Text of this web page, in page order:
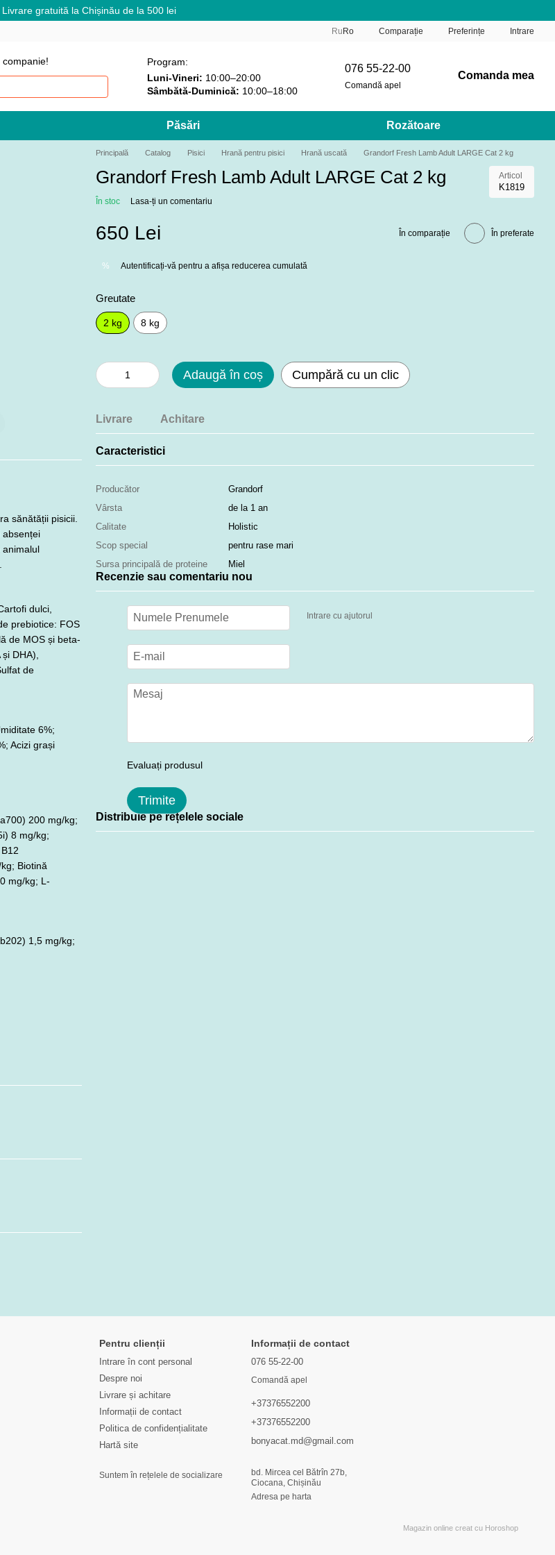
Livrare gratuită la Chișinău de la 500 lei
Ru Ro Comparație Preferințe Intrare
Program:
Luni-Vineri: 10:00–20:00
Sâmbătă-Duminică: 10:00–18:00
076 55-22-00
Comandă apel
Comanda mea
Păsări Rozătoare
sănătății pisicii.
absenței
animalul
dulci,
prebiotice: FOS
de MOS și beta-
DHA),
de
6%;
Acizi grași
200 mg/kg;
8 mg/kg;
Biotină
mg/kg; L-
1,5 mg/kg;
Principală Catalog Pisici Hrană pentru pisici Hrană uscată Grandorf Fresh Lamb Adult LARGE Cat 2 kg
Grandorf Fresh Lamb Adult LARGE Cat 2 kg Articol
K1819
În stoc Lasa-ți un comentariu
650 Lei În comparație În preferate
% Autentificați-vă pentru a afișa reducerea cumulată
Greutate
2 kg 8 kg
Adaugă în coș Cumpără cu un clic
Livrare Achitare
Caracteristici
Producător
Grandorf
Vârsta
de la 1 an
Calitate
Holistic
Scop special
pentru rase mari
Sursa principală de proteine
Miel
Recenzie sau comentariu nou
Intrare cu ajutorul
Evaluați produsul
Trimite
Distribuie pe rețelele sociale
Pentru clienții
Intrare în cont personal
Despre noi
Livrare și achitare
Informații de contact
Politica de confidențialitate
Hartă site
Suntem în rețelele de socializare
Informații de contact
076 55-22-00
Comandă apel
+37376552200
+37376552200
bonyacat.md@gmail.com
bd. Mircea cel Bătrîn 27b,
Ciocana, Chișinău
Adresa pe harta
Magazin online creat cu Horoshop